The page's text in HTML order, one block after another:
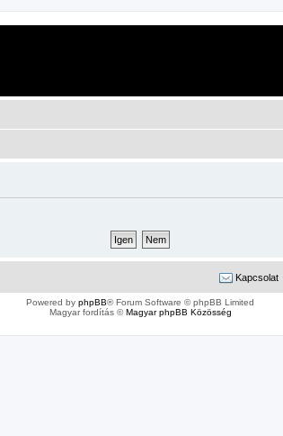
Kapcsolat
Powered by phpBB® Forum Software © phpBB Limited
Magyar fordítás ©Magyar phpBB Közösség